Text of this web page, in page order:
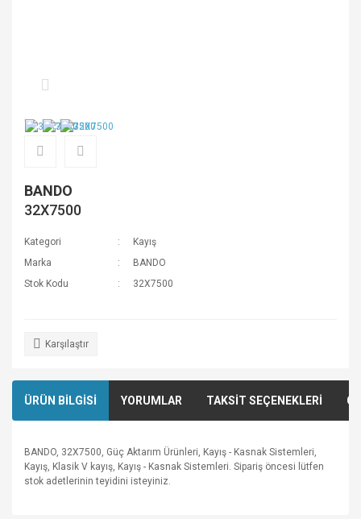
BANDO
32X7500
Kategori
Kayış
Marka
BANDO
Stok Kodu
32X7500
Karşılaştır
ÜRÜN BİLGİSİ YORUMLAR TAKSİT SEÇENEKLERİ
BANDO, 32X7500, Güç Aktarım Ürünleri, Kayış - Kasnak Sistemleri,
Kayış, Klasik V kayış, Kayış - Kasnak Sistemleri. Sipariş öncesi lütfen
stok adetlerinin teyidini isteyiniz.